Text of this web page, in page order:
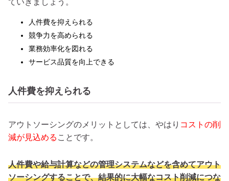
ていきましょう。
人件費を抑えられる
競争力を高められる
業務効率化を図れる
サービス品質を向上できる
人件費を抑えられる
アウトソーシングのメリットとしては、やはり コストの削
減が見込める ことです。
人件費や給与計算などの管理システムなどを含めてアウト
ソーシングすることで、結果的に大幅なコスト削減につな